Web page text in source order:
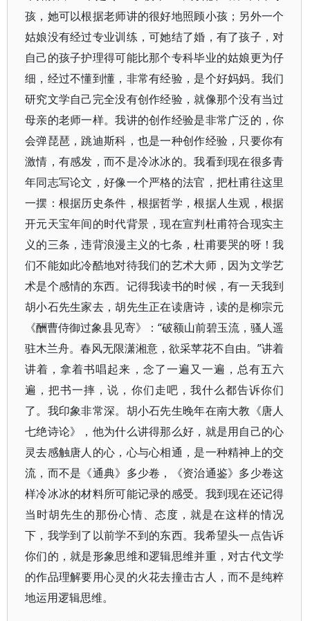
孩，她可以根据老师讲的很好地照顾小孩；另外一个
姑娘没有经过专业训练，可她结了婚，有了孩子，对
自己的孩子护理得可能比那个专科毕业的姑娘更为仔
细，经过不懂到懂，非常有经验，是个好妈妈。我们
研究文学自己完全没有创作经验，就像那个没有当过
母亲的老师一样。我讲的创作经验是非常广泛的，你
会弹琵琶，跳迪斯科，也是一种创作经验，只要你有
激情，有感发，而不是冷冰冰的。我看到现在很多青
年同志写论文，好像一个严格的法官，把杜甫往这里
一摆：根据历史条件，根据哲学，根据人生观，根据
开元天宝年间的时代背景，现在宣判杜甫符合现实主
义的三条，违背浪漫主义的七条，杜甫要哭的呀！我
们不能如此冷酷地对待我们的艺术大师，因为文学艺
术是个感情的东西。记得我读书的时候，有一天我到
胡小石先生家去，胡先生正在读唐诗，读的是柳宗元
《酬曹侍御过象县见寄》：“破额山前碧玉流，骚人遥
驻木兰舟。春风无限潇湘意，欲采苹花不自由。”讲着
讲着，拿着书唱起来，念了一遍又一遍，总有五六
遍，把书一摔，说，你们走吧，我什么都告诉你们
了。我印象非常深。胡小石先生晚年在南大教《唐人
七绝诗论》，他为什么讲得那么好，就是用自己的心
灵去感触唐人的心，心与心相通，是一种精神上的交
流，而不是《通典》多少卷，《资治通鉴》多少卷这
样冷冰冰的材料所可能记录的感受。我到现在还记得
当时胡先生的那份心情、态度，就是在这样的情况
下，我学到了以前学不到的东西。我希望头一点告诉
你们的，就是形象思维和逻辑思维并重，对古代文学
的作品理解要用心灵的火花去撞击古人，而不是纯粹
地运用逻辑思维。